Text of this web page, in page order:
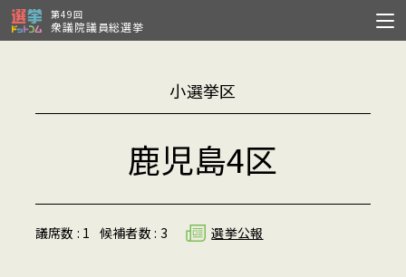
第49回
衆議院議員総選挙
小選挙区
鹿児島4区
議席数 : 1 候補者数 : 3 選挙公報